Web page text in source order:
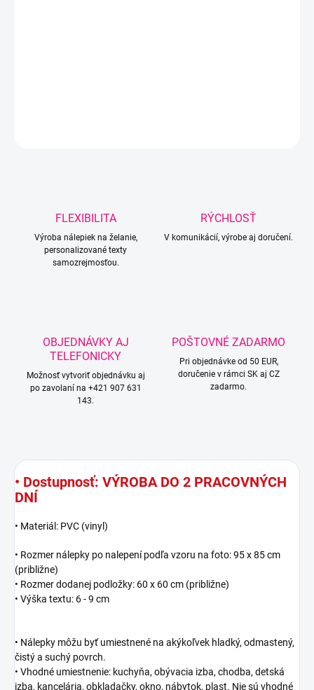
FLEXIBILITA
Výroba nálepiek na želanie,
personalizované texty
samozrejmosťou.
RÝCHLOSŤ
V komunikácií, výrobe aj doručení.
OBJEDNÁVKY AJ
TELEFONICKY
Možnosť vytvoriť objednávku aj
po zavolaní na +421 907 631
143.
POŠTOVNÉ ZADARMO
Pri objednávke od 50 EUR,
doručenie v rámci SK aj CZ
zadarmo.
• Dostupnosť: VÝROBA DO 2 PRACOVNÝCH
DNÍ
• Materiál: PVC (vinyl)
• Rozmer nálepky po nalepení podľa vzoru na foto: 95 x 85 cm
(približne)
• Rozmer dodanej podložky: 60 x 60 cm (približne)
• Výška textu: 6 - 9 cm
• Nálepky môžu byť umiestnené na akýkoľvek hladký, odmastený,
čistý a suchý povrch.
• Vhodné umiestnenie: kuchyňa, obývacia izba, chodba, detská
izba, kancelária, obkladačky, okno, nábytok, plast. Nie sú vhodné